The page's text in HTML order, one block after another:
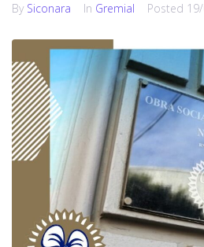
By Siconara In Gremial Posted